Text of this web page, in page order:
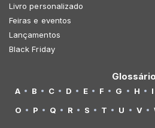
Livro personalizado
Feiras e eventos
Lançamentos
Black Friday
Glossário
A B C D E F G H I
O
P Q R S T U V